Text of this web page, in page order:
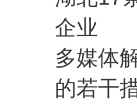
企业
多媒体
的若干